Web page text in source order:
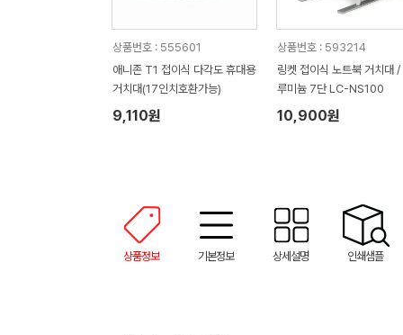
상품번호 : 555601
애니존 T1 접이식 다각도 휴대용
거치대(17인치호환가능)
9,110원
상품번호 : 593214
링켓 접이식 노트북 거치대 /
루미늄 7단 LC-NS100
10,900원
상품정보 기본정보 상세설명 인쇄샘플